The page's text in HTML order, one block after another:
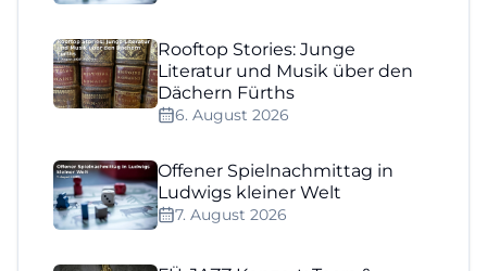
Rooftop Stories: Junge
Literatur und Musik über den
Dächern Fürths
6. August 2026
Offener Spielnachmittag in
Ludwigs kleiner Welt
7. August 2026